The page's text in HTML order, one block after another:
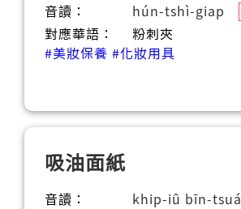
音讀：
hún-tshì-giap
對應華語：
粉刺夾
#美妝保養 #化妝用具
吸油面紙
音讀：
khip-iû bīn-tsuá